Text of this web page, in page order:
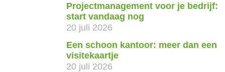
Projectmanagement voor je bedrijf:
start vandaag nog
20 juli 2026
Een schoon kantoor: meer dan een
visitekaartje
20 juli 2026